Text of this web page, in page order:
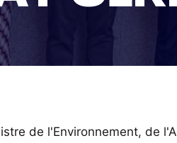
de l'Environnement, de